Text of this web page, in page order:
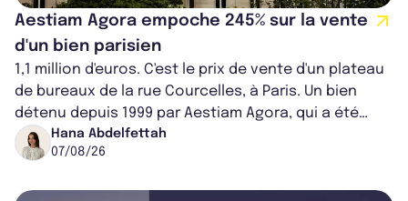
Aestiam Agora empoche 245% sur la vente
d'un bien parisien
1,1 million d'euros. C'est le prix de vente d'un plateau
de bureaux de la rue Courcelles, à Paris. Un bien
détenu depuis 1999 par Aestiam Agora, qui a été
cédé avec une plus-value...
Hana Abdelfettah
07/08/26